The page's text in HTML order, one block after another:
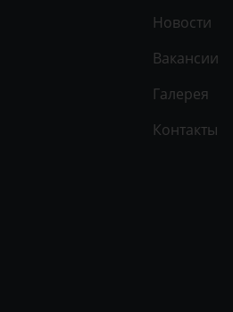
Новости
Вакансии
Галерея
Контакты